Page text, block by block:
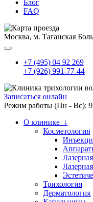
Блог
FAQ
Москва, м. Таганская
+7 (495) 04 92 269
+7 (926) 991-77-44
Записаться онлайн
Режим работы (Пн - Вс):
О клинике ↓
Косметология
Трихология
Дерматология